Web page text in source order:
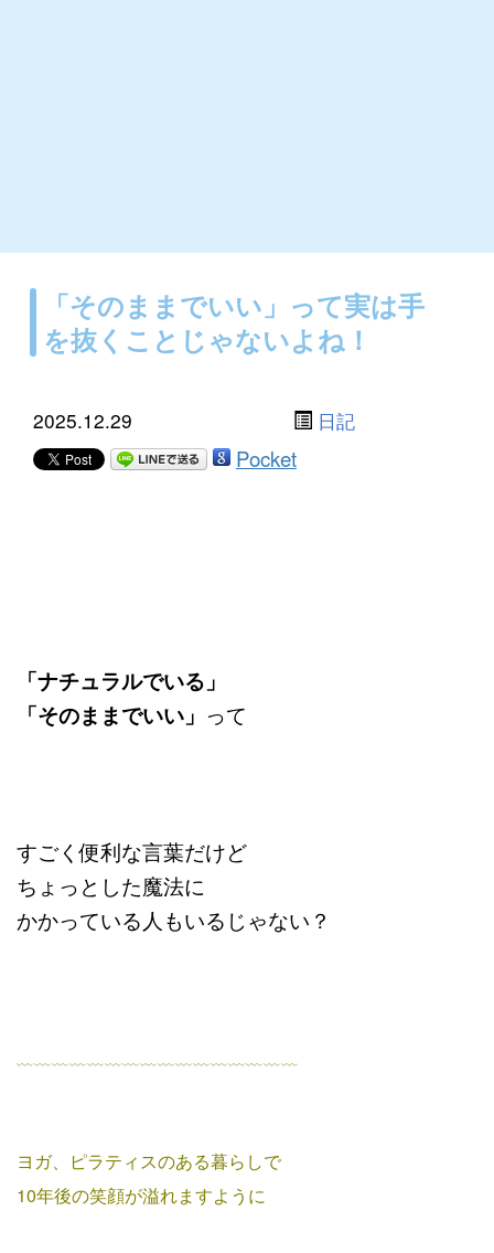
「そのままでいい」って実は手
を抜くことじゃないよね！
2025.12.29 日記
Pocket
「ナチュラルでいる」
「そのままでいい」 って
すごく便利な言葉だけど
ちょっとした魔法に
かかっている人もいるじゃない？
﹏﹏﹏﹏﹏﹏﹏﹏﹏﹏﹏﹏﹏﹏﹏﹏
ヨガ、ピラティスのある暮らしで
10年後の笑顔が溢れますように